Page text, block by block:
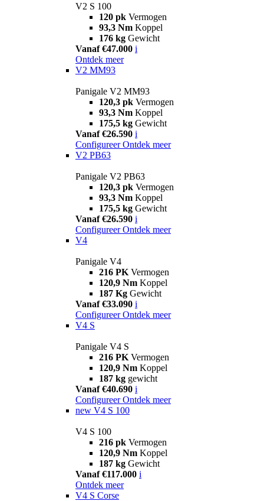
V2 S 100
120 pk Vermogen
93,3 Nm Koppel
176 kg Gewicht
Vanaf €47.000 i
Ontdek meer
V2 MM93
Panigale V2 MM93
120,3 pk Vermogen
93,3 Nm Koppel
175,5 kg Gewicht
Vanaf €26.590 i
Configureer Ontdek meer
V2 PB63
Panigale V2 PB63
120,3 pk Vermogen
93,3 Nm Koppel
175,5 kg Gewicht
Vanaf €26.590 i
Configureer Ontdek meer
V4
Panigale V4
216 PK Vermogen
120,9 Nm Koppel
187 Kg Gewicht
Vanaf €33.090 i
Configureer Ontdek meer
V4 S
Panigale V4 S
216 PK Vermogen
120,9 Nm Koppel
187 kg gewicht
Vanaf €40.690 i
Configureer Ontdek meer
new V4 S 100
V4 S 100
216 pk Vermogen
120,9 Nm Koppel
187 kg Gewicht
Vanaf €117.000 i
Ontdek meer
V4 S Corse